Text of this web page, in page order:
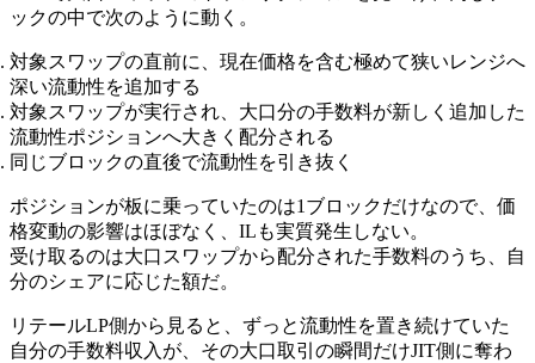
ックの中で次のように動く。
対象スワップの直前に、現在価格を含む極めて狭いレンジへ
深い流動性を追加する
対象スワップが実行され、大口分の手数料が新しく追加した
流動性ポジションへ大きく配分される
同じブロックの直後で流動性を引き抜く
ポジションが板に乗っていたのは1ブロックだけなので、価
格変動の影響はほぼなく、ILも実質発生しない。
受け取るのは大口スワップから配分された手数料のうち、自
分のシェアに応じた額だ。
リテールLP側から見ると、ずっと流動性を置き続けていた
自分の手数料収入が、その大口取引の瞬間だけJIT側に奪わ